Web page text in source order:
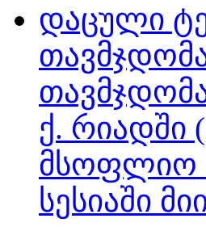
დაცული
ქ. რიადში
მსოფლიო
სესიაში